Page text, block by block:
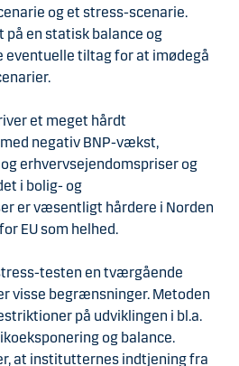
og et stress-scenarie.
en statisk balance og
eventuelle tiltag for at imødegå
et meget hårdt
negativ BNP-vækst,
erhvervsejendomspriser og
i bolig- og
er væsentligt hårdere i Norden
EU som helhed.
testen en tværgående
visse begrænsninger. Metoden
på udviklingen i bl.a.
og balance.
at institutternes indtjening fra